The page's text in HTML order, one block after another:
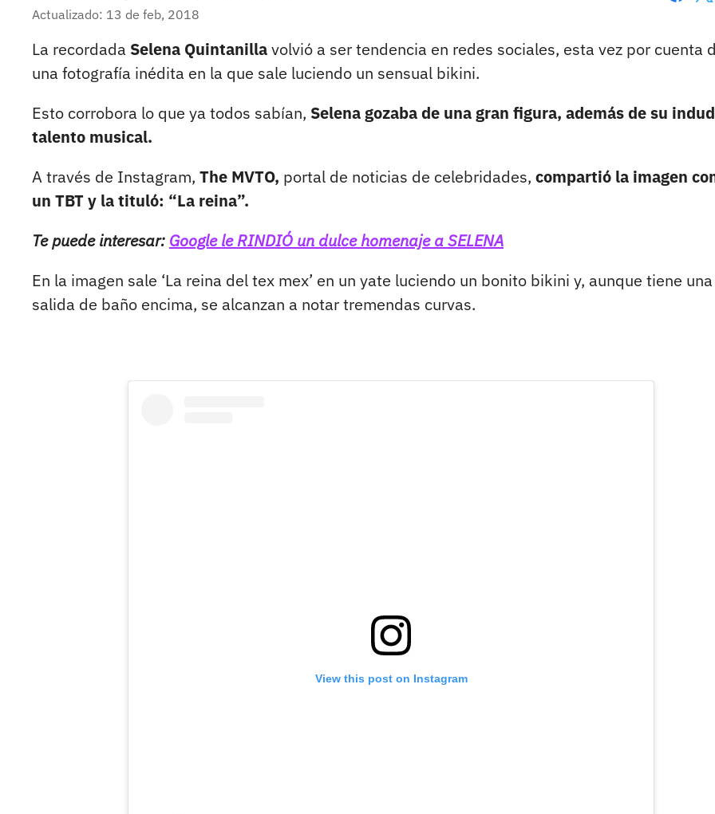
Actualizado: 13 de feb, 2018
La recordada Selena Quintanillavolvió a ser tendencia en redes sociales, esta vez por cuenta
una fotografía inédita en la que sale luciendo un sensual bikini.
Esto corrobora lo que ya todos sabían, Selena gozaba de una gran figura, además de su
talento musical.
A través de Instagram, The MVTO, portal de noticias de celebridades, compartió la imagen
un TBT y la tituló: “La reina”.
Te puede interesar: Google le RINDIÓ un dulce homenaje a SELENA
En la imagen sale ‘La reina del tex mex’ en un yate luciendo un bonito bikini y, aunque tiene una
salida de baño encima, se alcanzan a notar tremendas curvas.
View this post on Instagram